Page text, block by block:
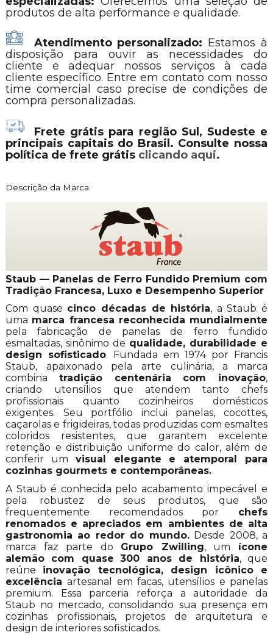
produtos de alta performance e qualidade.
Atendimento personalizado: Estamos à
disposição para ouvir as necessidades do
cliente e adequar nossos serviços à cada
cliente específico. Entre em contato com nosso
time comercial caso precise de condições de
compra personalizadas.
Frete grátis para região Sul, Sudeste e
principais capitais do Brasil. Consulte nossa
política de frete grátis clicando aqui.
Descrição da Marca
Staub — Panelas de Ferro Fundido Premium com
Tradição Francesa, Luxo e Desempenho Superior
Com quase cinco décadas de história, a Staub é
uma marca francesa reconhecida mundialmente
pela fabricação de panelas de ferro fundido
esmaltadas, sinônimo de qualidade, durabilidade e
design sofisticado. Fundada em 1974 por Francis
Staub, apaixonado pela arte culinária, a marca
combina tradição centenária com inovação,
criando utensílios que atendem tanto chefs
profissionais quanto cozinheiros domésticos
exigentes. Seu portfólio inclui panelas, cocottes,
caçarolas e frigideiras, todas produzidas com esmaltes
coloridos resistentes, que garantem excelente
retenção e distribuição uniforme do calor, além de
conferir um visual elegante e atemporal para
cozinhas gourmets e contemporâneas.
A Staub é conhecida pelo acabamento impecável e
pela robustez de seus produtos, que são
frequentemente recomendados por chefs
renomados e apreciados em ambientes de alta
gastronomia ao redor do mundo.Desde 2008, a
marca faz parte do Grupo Zwilling, um ícone
alemão com quase 300 anos de história, que
reúne inovação tecnológica, design icônico e
excelênciaartesanal em facas, utensílios e panelas
premium. Essa parceria reforça a autoridade da
Staub no mercado, consolidando sua presença em
cozinhas profissionais, projetos de arquitetura e
design de interiores sofisticados.